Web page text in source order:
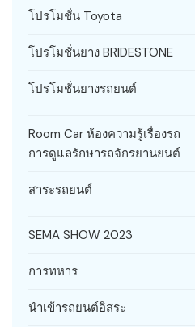
โปรโมชั่น Toyota
โปรโมชั่นยาง BRIDESTONE
โปรโมชั่นยางรถยนต์
Room Car ห้องความรู้เรื่องรถ
การดูแลรักษารถจักรยานยนต์
สาระรถยนต์
SEMA SHOW 2023
การทหาร
นำเข้ารถยนต์อิสระ